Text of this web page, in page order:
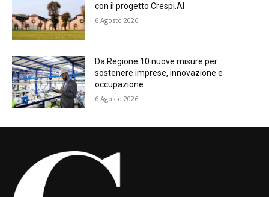
con il progetto Crespi.AI
6 Agosto 2026
Da Regione 10 nuove misure per
sostenere imprese, innovazione e
occupazione
6 Agosto 2026